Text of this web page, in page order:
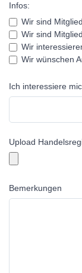
Infos:
Wir sind
Wir sind
Wir
Wir wünschen
Ich interessiere
Upload
Bemerkungen